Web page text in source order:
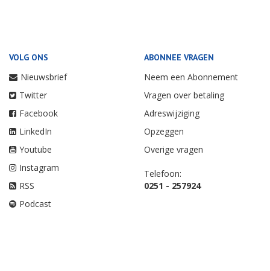
VOLG ONS
Nieuwsbrief
Twitter
Facebook
LinkedIn
Youtube
Instagram
RSS
Podcast
ABONNEE VRAGEN
Neem een Abonnement
Vragen over betaling
Adreswijziging
Opzeggen
Overige vragen
Telefoon:
0251 - 257924